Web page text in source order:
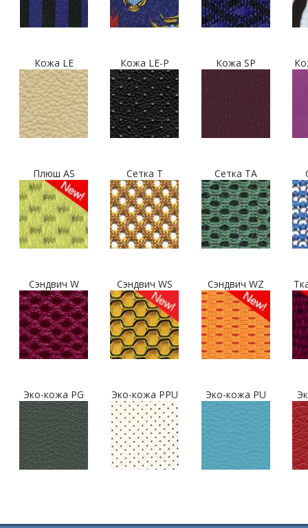
Кожа LE Кожа LE-P Кожа SP
Плюш AS Сетка T Сетка TA
Сэндвич W Сэндвич WS Сэндвич WZ
Эко-кожа PG Эко-кожа PPU Эко-кожа PU